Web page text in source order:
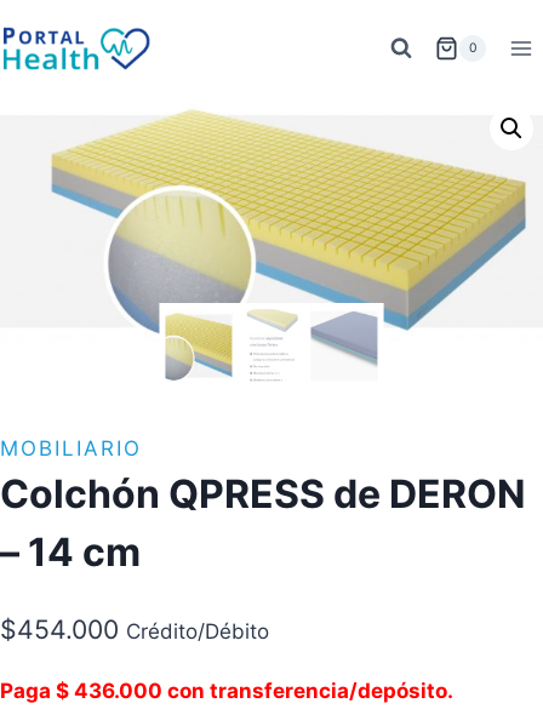
al
0
MOBILIARIO
Colchón QPRESS de DERON
– 14 cm
$454.000 Crédito/Débito
Paga $ 436.000 con transferencia/depósito.